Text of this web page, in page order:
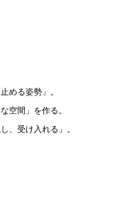
める姿勢」。
空間」を作る。
、受け入れる」。